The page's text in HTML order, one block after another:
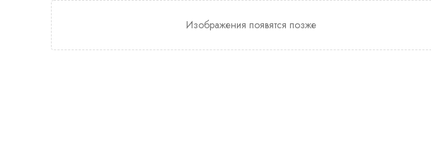
Изображения появятся позже